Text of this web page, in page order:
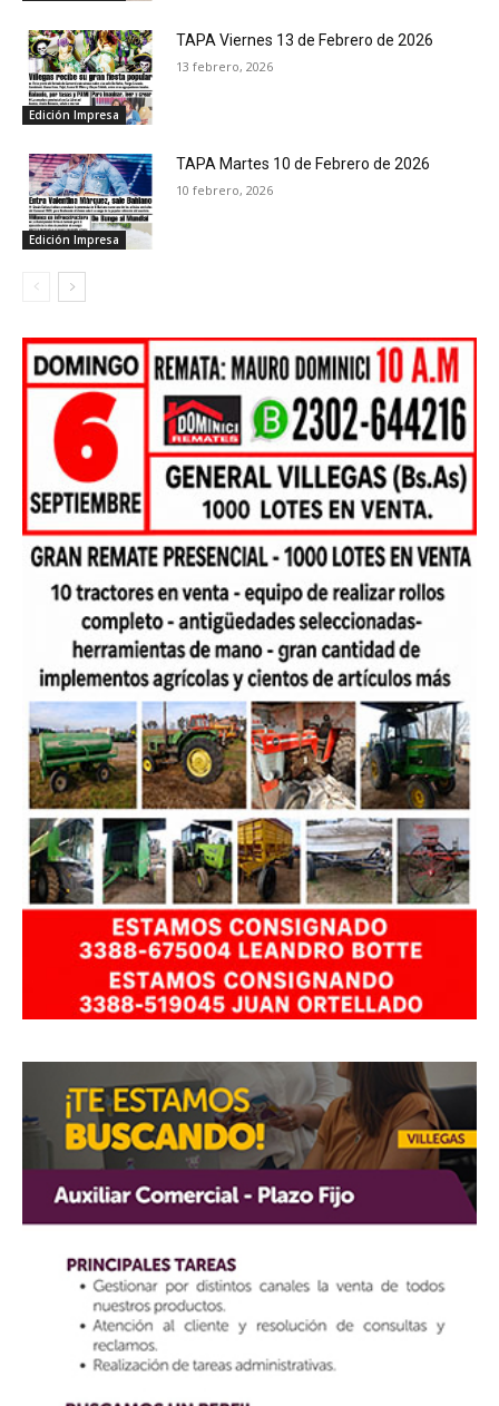
Edición Impresa
TAPA Viernes 13 de Febrero de 2026
13 febrero, 2026
Edición Impresa
TAPA Martes 10 de Febrero de 2026
10 febrero, 2026